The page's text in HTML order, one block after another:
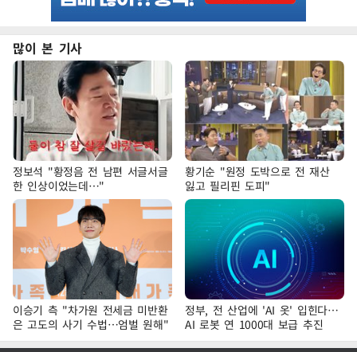
많이 본 기사
정보석 "황정음 전 남편 서글서글
한 인상이었는데…"
황기순 "원정 도박으로 전 재산
잃고 필리핀 도피"
이승기 측 "차가원 전세금 미반환
은 고도의 사기 수법…엄벌 원해"
정부, 전 산업에 'AI 옷' 입힌다…
AI 로봇 연 1000대 보급 추진